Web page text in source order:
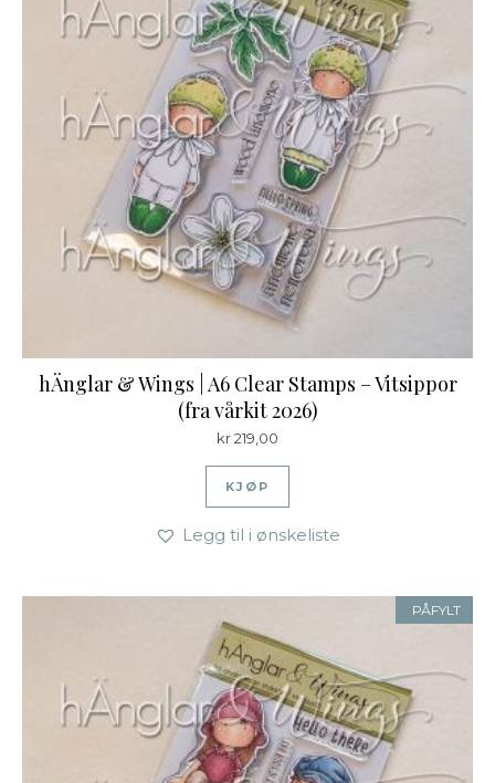
hÄnglar & Wings | A6 Clear Stamps – Vitsippor
(fra vårkit 2026)
kr219,00
KJØP
Legg til i ønskeliste
PÅFYLT